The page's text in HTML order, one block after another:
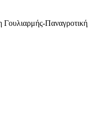
Γουλιαρμής-